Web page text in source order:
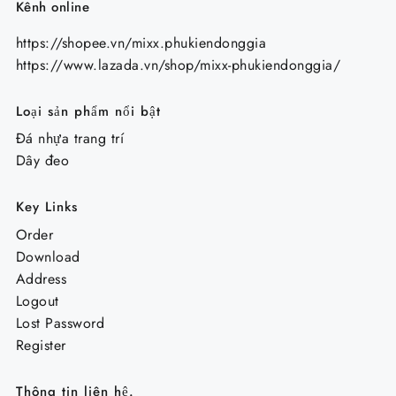
Kênh online
https://shopee.vn/mixx.phukiendonggia
https://www.lazada.vn/shop/mixx-phukiendonggia/
Loại sản phẩm nổi bật
Đá nhựa trang trí
Dây đeo
Key Links
Order
Download
Address
Logout
Lost Password
Register
Thông tin liên hệ.